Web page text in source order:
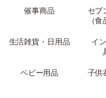
催事商品
セブ
（
生活雑貨・日用品
イ
ベビー用品
子供